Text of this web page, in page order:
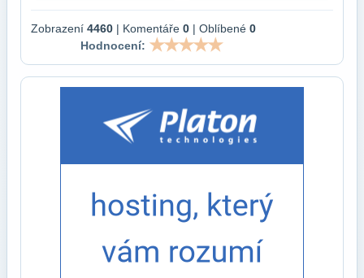
Zobrazení 4460 | Komentáře 0 | Oblíbené 0
Hodnocení: